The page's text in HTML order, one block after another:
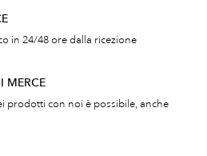
in 24/48 ore dalla ricezione
MERCE
prodotti con noi è possibile, anche